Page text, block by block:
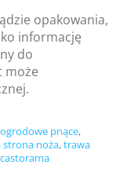
opakowania,
informację
do
może
pnące,
strona noża,trawa